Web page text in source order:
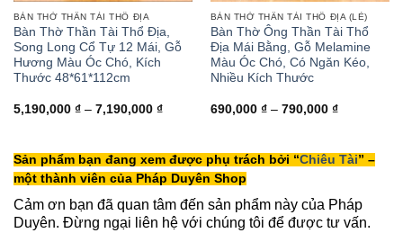
BÀN THỜ THẦN TÀI THỔ ĐỊA
Bàn Thờ Thần Tài Thổ Địa,
Song Long Cổ Tự 12 Mái, Gỗ
Hương Màu Óc Chó, Kích
Thước 48*61*112cm
5,190,000 ₫ – 7,190,000 ₫Khoảng
đến
7,190,000 ₫
BÀN THỜ THẦN TÀI THỔ ĐỊA (LẺ)
Bàn Thờ Ông Thần Tài Thổ
Địa Mái Bằng, Gỗ Melamine
Màu Óc Chó, Có Ngăn Kéo,
Nhiều Kích Thước
690,000 ₫ – 790,000 ₫Khoảng
đến
790,000 ₫
Sản phẩm bạn đang xem được phụ trách bởi “Chiêu Tài” –
một thành viên của Pháp Duyên Shop
Cảm ơn bạn đã quan tâm đến sản phẩm này của Pháp
Duyên. Đừng ngại liên hệ với chúng tôi để được tư vấn.